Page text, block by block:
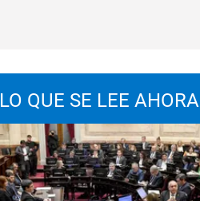
LO QUE SE LEE AHORA